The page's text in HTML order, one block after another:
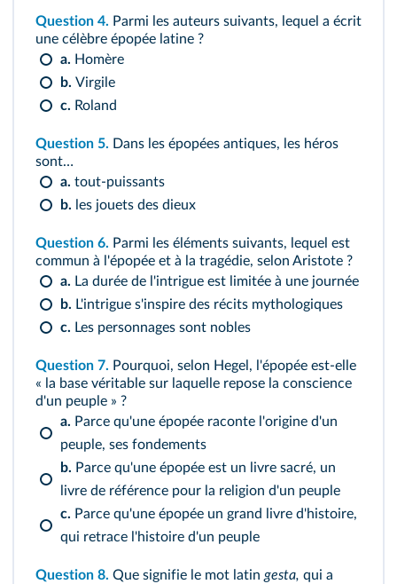
Question 4. Parmi les auteurs suivants, lequel a écrit
une célèbre épopée latine ?
a. Homère
b. Virgile
c. Roland
Question 5. Dans les épopées antiques, les héros
sont…
a. tout-puissants
b. les jouets des dieux
Question 6. Parmi les éléments suivants, lequel est
commun à l'épopée et à la tragédie, selon Aristote ?
a. La durée de l'intrigue est limitée à une journée
b. L'intrigue s'inspire des récits mythologiques
c. Les personnages sont nobles
Question 7. Pourquoi, selon Hegel, l'épopée est‑elle
« la base véritable sur laquelle repose la conscience
d'un peuple » ?
a. Parce qu'une épopée raconte l'origine d'un
peuple, ses fondements
b. Parce qu'une épopée est un livre sacré, un
livre de référence pour la religion d'un peuple
c. Parce qu'une épopée un grand livre d'histoire,
qui retrace l'histoire d'un peuple
Question 8. Que signifie le mot latin gesta, qui a